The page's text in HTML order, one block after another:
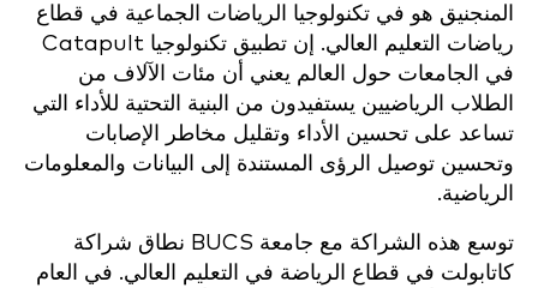
المنجنيق هو في تكنولوجيا الرياضات الجماعية في قطاع
رياضات التعليم العالي.
إن تطبيق تكنولوجيا Catapult
في الجامعات حول العالم يعني أن مئات الآلاف من
الطلاب الرياضيين يستفيدون من البنية التحتية للأداء التي
تساعد على تحسين الأداء وتقليل مخاطر الإصابات
وتحسين توصيل الرؤى المستندة إلى البيانات والمعلومات
الرياضية.
توسع هذه الشراكة مع جامعة BUCS نطاق شراكة
كاتابولت في قطاع الرياضة في التعليم العالي. في العام